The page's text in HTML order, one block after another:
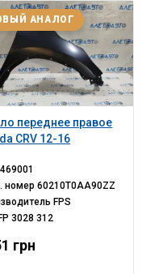
переднее правое
CRV 12-16
АНАЛОГ
469001
номер60210T0AA90ZZ
FPS
FP 3028 312
грн